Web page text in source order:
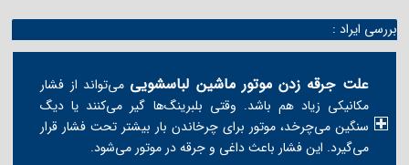
بررسی ایراد :
علت جرقه زدن موتور ماشین لباسشویی می‌تواند از فشار
مکانیکی زیاد هم باشد. وقتی بلبرینگ‌ها گیر می‌کنند یا دیگ
سنگین می‌چرخد، موتور برای چرخاندن بار بیشتر تحت فشار قرار
می‌گیرد. این فشار باعث داغی و جرقه در موتور می‌شود.